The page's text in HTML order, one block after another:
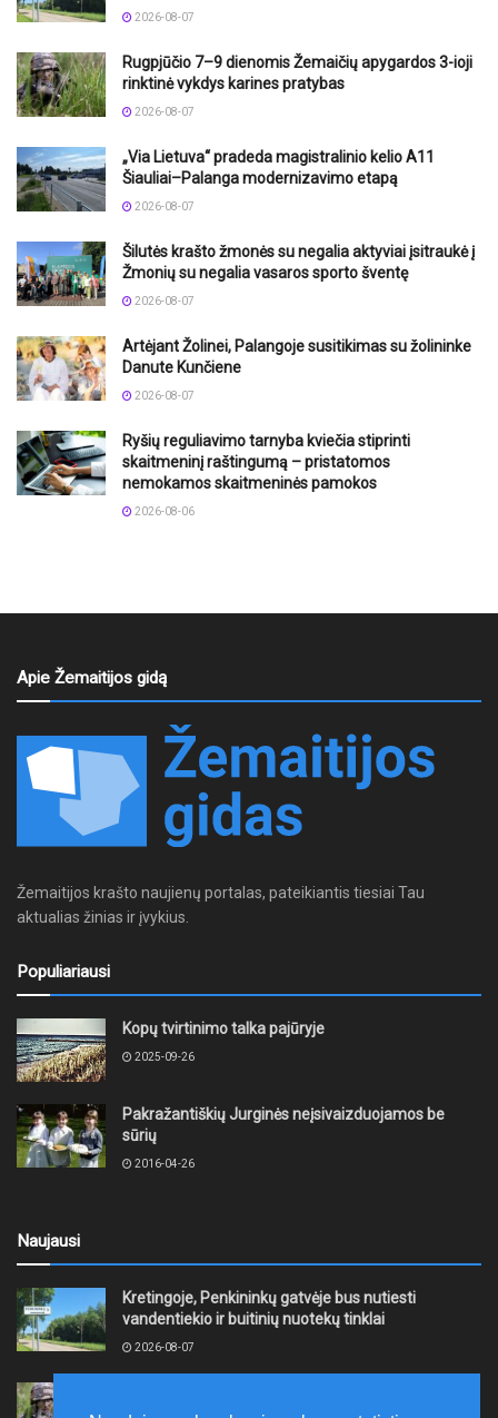
2026-08-07
Rugpjūčio 7–9 dienomis Žemaičių apygardos 3-ioji
rinktinė vykdys karines pratybas
2026-08-07
„Via Lietuva“ pradeda magistralinio kelio A11
Šiauliai–Palanga modernizavimo etapą
2026-08-07
Šilutės krašto žmonės su negalia aktyviai įsitraukė į
Žmonių su negalia vasaros sporto šventę
2026-08-07
Artėjant Žolinei, Palangoje susitikimas su žolininke
Danute Kunčiene
2026-08-07
Ryšių reguliavimo tarnyba kviečia stiprinti
skaitmeninį raštingumą – pristatomos
nemokamos skaitmeninės pamokos
2026-08-06
Apie Žemaitijos gidą
Žemaitijos krašto naujienų portalas, pateikiantis tiesiai Tau
aktualias žinias ir įvykius.
Populiariausi
Kopų tvirtinimo talka pajūryje
2025-09-26
Pakražantiškių Jurginės neįsivaizduojamos be
sūrių
2016-04-26
Naujausi
Kretingoje, Penkininkų gatvėje bus nutiesti
vandentiekio ir buitinių nuotekų tinklai
2026-08-07
rinktinė vykdys karines pratybas